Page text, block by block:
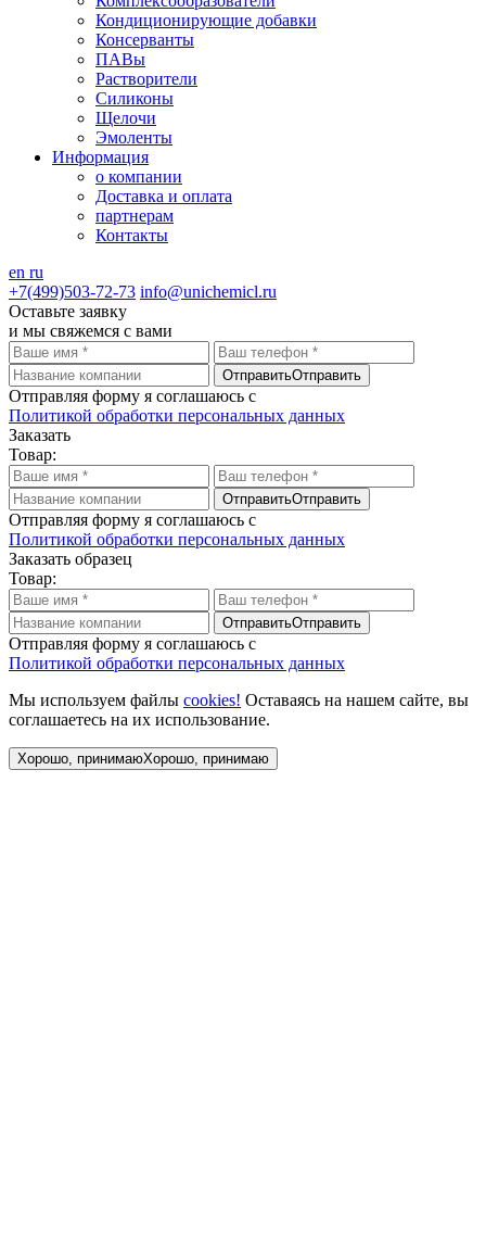
Кондиционирующие добавки
Консерванты
ПАВы
Растворители
Силиконы
Щелочи
Эмоленты
Информация
о компании
Доставка и оплата
партнерам
Контакты
en ru
+7(499)503-72-73 info@unichemicl.ru
Оставьте заявку
и мы свяжемся с вами
ОтправитьОтправить
Отправляя форму я соглашаюсь с
Политикой обработки персональных данных
Заказать
Товар:
ОтправитьОтправить
Отправляя форму я соглашаюсь с
Политикой обработки персональных данных
Заказать образец
Товар:
ОтправитьОтправить
Отправляя форму я соглашаюсь с
Политикой обработки персональных данных
Мы используем файлы cookies! Оставаясь на нашем сайте, вы
соглашаетесь на их использование.
Хорошо, принимаюХорошо, принимаю